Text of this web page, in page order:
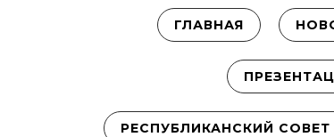
ГЛАВНАЯ
РЕСПУБЛИКАНСКИЙ СОВЕТ